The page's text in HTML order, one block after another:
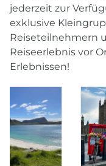
jederzeit zur
exklusive
Reiseteilnehmern
Reiseerlebnis vor
Erlebnissen!